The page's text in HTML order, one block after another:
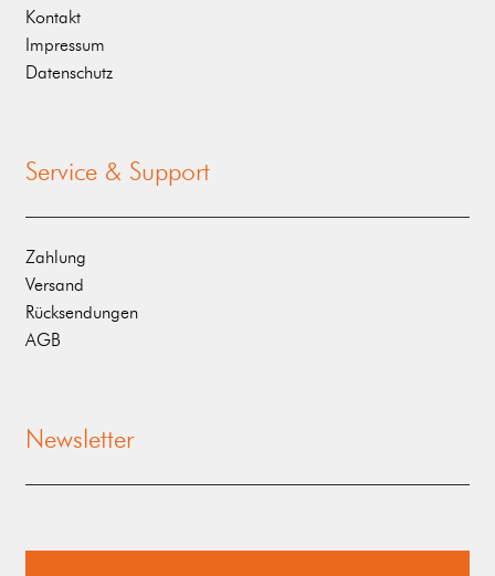
Kontakt
Impressum
Datenschutz
Service & Support
Zahlung
Versand
Rücksendungen
AGB
Newsletter